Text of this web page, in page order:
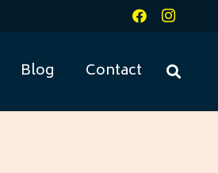
Blog Contact